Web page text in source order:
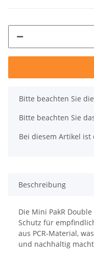
x
Bitte beachten Sie
Bitte beachten Sie
Bei diesem Artikel ist
Beschreibung
Die Mini PakR
Schutz für
aus PCR-Material,
und nachhaltig